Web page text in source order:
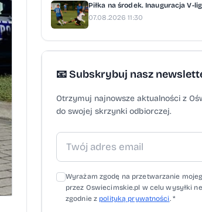
Piłka na środek. Inauguracja V-
07.08.2026 11:30
📧 Subskrybuj nasz
Otrzymuj najnowsze aktualności z
do swojej skrzynki odbiorczej.
Wyrażam zgodę na przetwarzanie
przez Oswiecimskie.pl w celu wysyłki
zgodnie z polityką prywatności. *